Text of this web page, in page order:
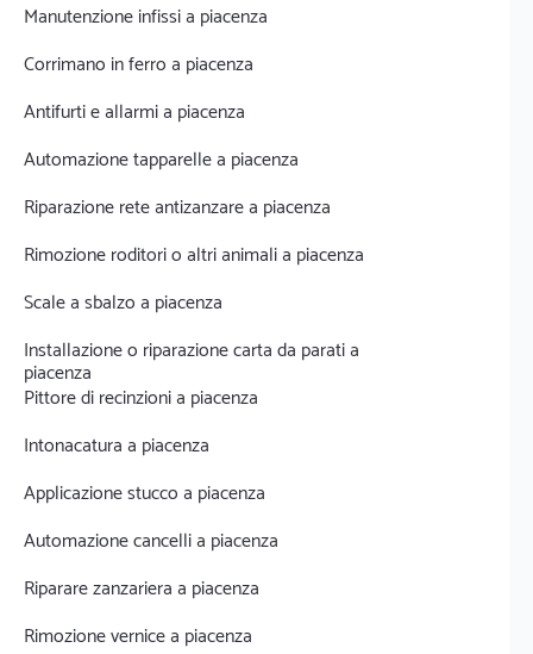
Manutenzione infissi a piacenza
Corrimano in ferro a piacenza
Antifurti e allarmi a piacenza
Automazione tapparelle a piacenza
Riparazione rete antizanzare a piacenza
Rimozione roditori o altri animali a piacenza
Scale a sbalzo a piacenza
Installazione o riparazione carta da parati a
piacenza
Pittore di recinzioni a piacenza
Intonacatura a piacenza
Applicazione stucco a piacenza
Automazione cancelli a piacenza
Riparare zanzariera a piacenza
Rimozione vernice a piacenza